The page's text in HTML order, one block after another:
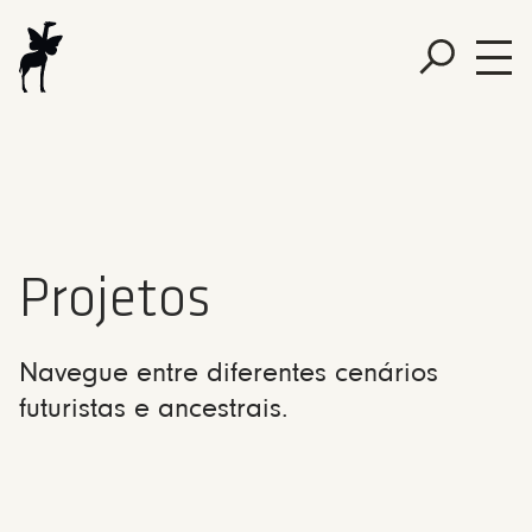
Projetos
Navegue entre diferentes cenários
futuristas e ancestrais.